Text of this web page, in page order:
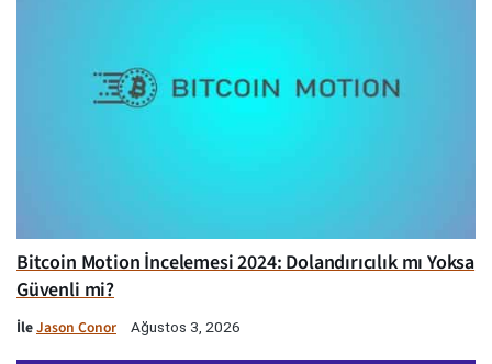
Bitcoin Motion İncelemesi 2024: Dolandırıcılık mı Yoksa
Güvenli mi?
İleJason Conor Ağustos 3, 2026